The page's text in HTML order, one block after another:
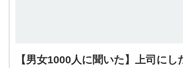
【男女1000人に聞いた】上司にし